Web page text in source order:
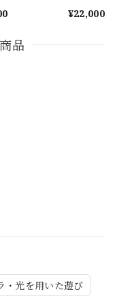
・光を用いた遊び
¥22,000
品